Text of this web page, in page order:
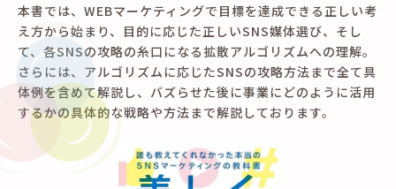
本書では、WEBマーケティングで目標を達成できる正しい考
え方から始まり、目的に応じた正しいSNS媒体選び、そし
て、各SNSの攻略の糸口になる拡散アルゴリズムへの理解。
さらには、アルゴリズムに応じたSNSの攻略方法まで全て具
体例を含めて解説し、バズらせた後に事業にどのように活用
するかの具体的な戦略や方法まで解説しております。